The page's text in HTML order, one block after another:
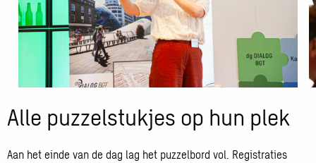
galerij
afbeelding
Alle puzzelstukjes op hun plek
Aan het einde van de dag lag het puzzelbord vol. Registraties